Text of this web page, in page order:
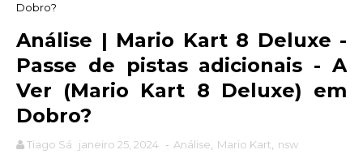
Dobro?
Análise | Mario Kart 8 Deluxe -
Passe de pistas adicionais - A
Ver (Mario Kart 8 Deluxe) em
Dobro?
Tiago Sá janeiro 25, 2024 - Análise Mario Kart nsw